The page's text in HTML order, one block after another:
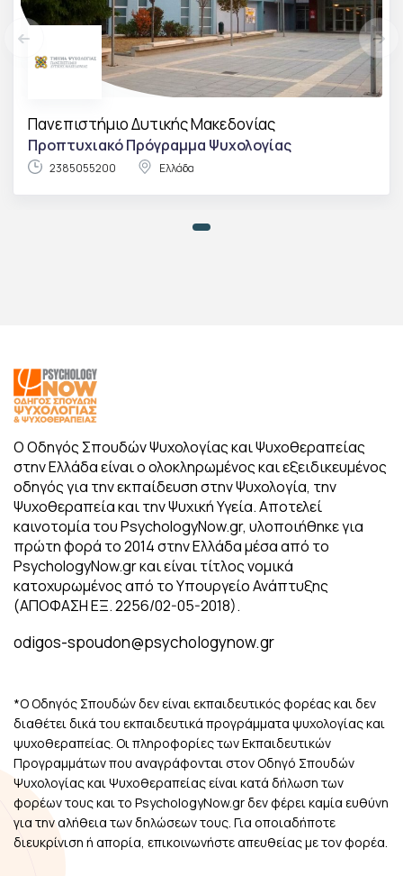
Πανεπιστήμιο Δυτικής Μακεδονίας
Προπτυχιακό Πρόγραμμα Ψυχολογίας
2385055200 Ελλάδα
Ο Οδηγός Σπουδών Ψυχολογίας και Ψυχοθεραπείας
στην Ελλάδα είναι ο ολοκληρωμένος και εξειδικευμένος
οδηγός για την εκπαίδευση στην Ψυχολογία, την
Ψυχοθεραπεία και την Ψυχική Υγεία. Αποτελεί
καινοτομία του PsychologyNow.gr, υλοποιήθηκε για
πρώτη φορά το 2014 στην Ελλάδα μέσα από το
PsychologyNow.gr και είναι τίτλος νομικά
κατοχυρωμένος από το Υπουργείο Ανάπτυξης
(ΑΠΟΦΑΣΗ ΕΞ. 2256/02-05-2018).
odigos-spoudon@psychologynow.gr
*Ο Οδηγός Σπουδών δεν είναι εκπαιδευτικός φορέας και δεν
διαθέτει δικά του εκπαιδευτικά προγράμματα ψυχολογίας και
ψυχοθεραπείας. Οι πληροφορίες των Εκπαιδευτικών
Προγραμμάτων που αναγράφονται στον Οδηγό Σπουδών
Ψυχολογίας και Ψυχοθεραπείας είναι κατά δήλωση των
φορέων τους και το PsychologyNow.gr δεν φέρει καμία ευθύνη
για την αλήθεια των δηλώσεων τους. Για οποιαδήποτε
διευκρίνιση ή απορία, επικοινωνήστε απευθείας με τον φορέα.